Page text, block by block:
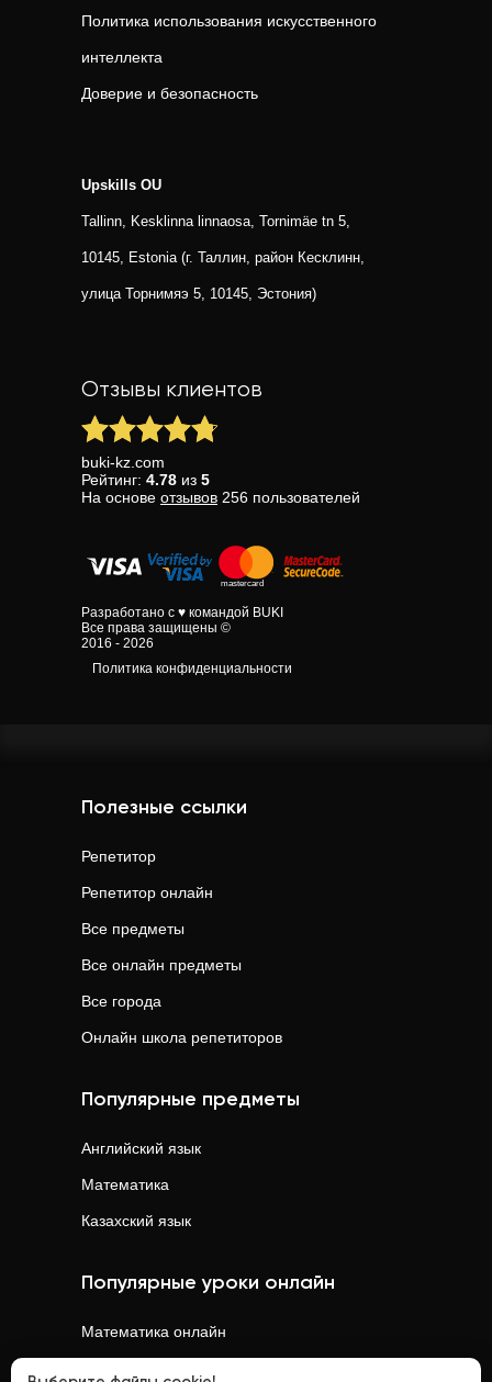
Политика использования искусственного
интеллекта
Доверие и безопасность
Upskills OU
Tallinn, Kesklinna linnaosa, Tornimäe tn 5,
10145, Estonia (г. Таллин, район Кесклинн,
улица Торнимяэ 5, 10145, Эстония)
Отзывы клиентов
buki-kz.com
Рейтинг: 4.78 из 5
На основе отзывов 256 пользователей
Разработано с ♥ командой BUKI
Все права защищены ©
2016 - 2026
Политика конфиденциальности
Полезные ссылки
Репетитор
Репетитор онлайн
Все предметы
Все онлайн предметы
Все города
Онлайн школа репетиторов
Популярные предметы
Английский язык
Математика
Казахский язык
Популярные уроки онлайн
Математика онлайн